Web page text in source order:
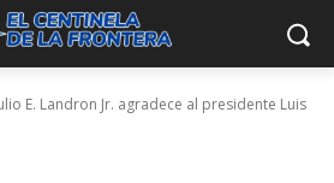
E. Landron Jr. agradece al presidente Luis